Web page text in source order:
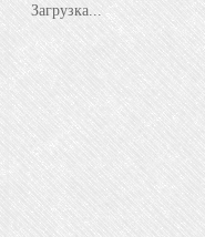
Загрузка...